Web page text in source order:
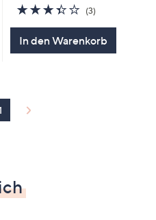
3.3
von
(3)3
In den Warenkorb